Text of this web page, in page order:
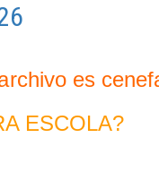
ESCOLA?